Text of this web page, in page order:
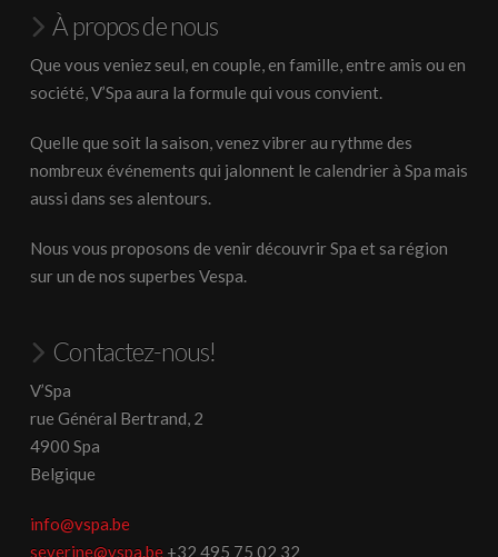
À propos de nous
Que vous veniez seul, en couple, en famille, entre amis ou en
société, V’Spa aura la formule qui vous convient.
Quelle que soit la saison, venez vibrer au rythme des
nombreux événements qui jalonnent le calendrier à Spa mais
aussi dans ses alentours.
Nous vous proposons de venir découvrir Spa et sa région
sur un de nos superbes Vespa.
Contactez-nous!
V’Spa
rue Général Bertrand, 2
4900 Spa
Belgique
info@vspa.be
severine@vspa.be+32 495 75 02 32